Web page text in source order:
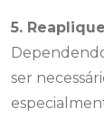
5.
ser